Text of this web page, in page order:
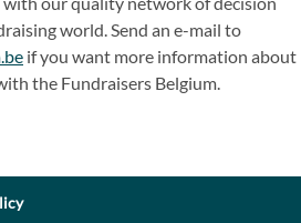
world. Send an e-mail to
if you want more information about
the Fundraisers Belgium.